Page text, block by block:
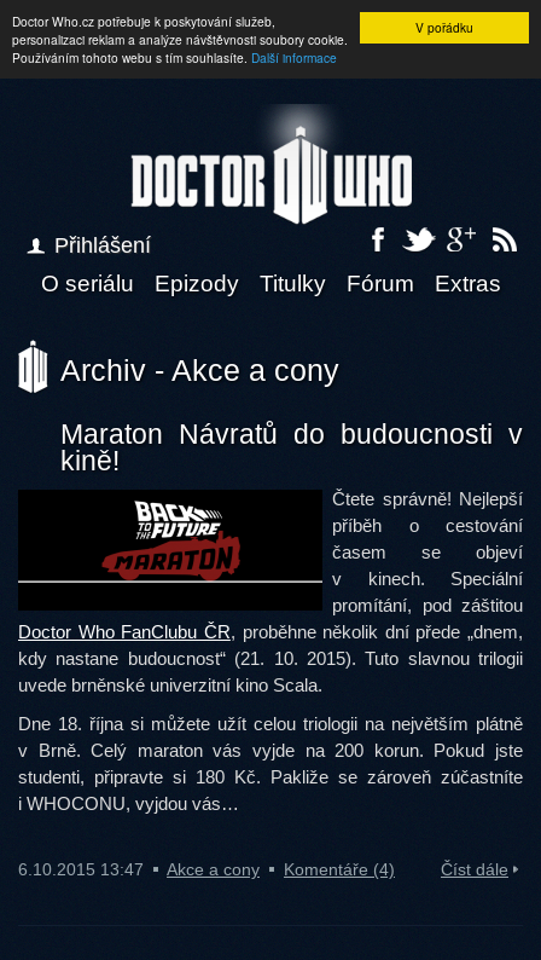
V pořádku
Doctor Who.cz potřebuje k poskytování služeb,
personalizaci reklam a analýze návštěvnosti soubory cookie.
Používáním tohoto webu s tím souhlasíte. Další informace
Přihlášení
O seriálu Epizody Titulky Fórum Extras
Archiv - Akce a cony
Maraton Návratů do budoucnosti v
kině!
Čtete správně! Nejlepší
příběh o cestování
časem se objeví
v kinech. Speciální
promítání, pod záštitou
Doctor Who FanClubu ČR, proběhne několik dní přede „dnem,
kdy nastane budoucnost“ (21. 10. 2015). Tuto slavnou trilogii
uvede brněnské univerzitní kino Scala.
Dne 18. října si můžete užít celou triologii na největším plátně
v Brně. Celý maraton vás vyjde na 200 korun. Pokud jste
studenti, připravte si 180 Kč. Pakliže se zároveň zúčastníte
i WHOCONU, vyjdou vás…
6.10.2015 13:47 Akce a cony Komentáře (4) Číst dále